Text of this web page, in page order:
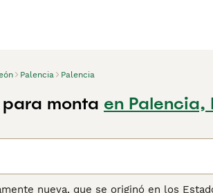
Palencia Palencia
monta en Palencia,
nueva, que se originó en los